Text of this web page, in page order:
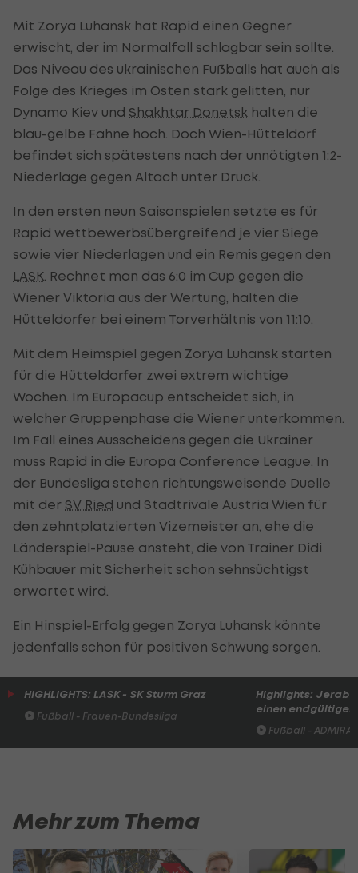
Mit Zorya Luhansk hat Rapid einen Gegner
erwischt, der im Normalfall schlagbar sein sollte.
Das Niveau des ukrainischen Fußballs hat auch als
Folge des Krieges im Osten stark gelitten, nur
Dynamo Kiev und Shakhtar Donetsk halten die
blau-gelbe Fahne hoch. Doch Wien-Hütteldorf
befindet sich spätestens nach der unnötigten 1:2-
Niederlage gegen Altach unter Druck.
In den ersten neun Saisonspielen setzte es für
Rapid wettbewerbsübergreifend je vier Siege
sowie vier Niederlagen und ein Remis gegen den
LASK . Rechnet man das 6:0 im Cup gegen die
Wiener Viktoria aus der Wertung, halten die
Hütteldorfer bei einem Torverhältnis von 11:10.
Mit dem Heimspiel gegen Zorya Luhansk starten
für die Hütteldorfer zwei extrem wichtige
Wochen. Im Europacup entscheidet sich, in
welcher Gruppenphase die Wiener unterkommen.
Im Fall eines Ausscheidens gegen die Ukrainer
muss Rapid in die Europa Conference League. In
der Bundesliga stehen richtungsweisende Duelle
mit der SV Ried und Stadtrivale Austria Wien für
den zehntplatzierten Vizemeister an, ehe die
Länderspiel-Pause ansteht, die von Trainer Didi
Kühbauer mit Sicherheit schon sehnsüchtigst
erwartet wird.
Ein Hinspiel-Erfolg gegen Zorya Luhansk könnte
jedenfalls schon für positiven Schwung sorgen.
HIGHLIGHTS: LASK - SK Sturm Graz
Fußball - Frauen-Bundesliga
Highlights:
einen
Fußball -
Mehr zum Thema